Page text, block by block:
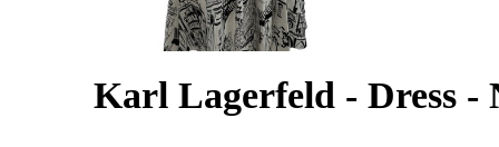
Karl Lagerfeld - Dress -